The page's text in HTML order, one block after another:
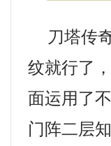
刀塔传奇
纹就行了
面运用了
门阵二层